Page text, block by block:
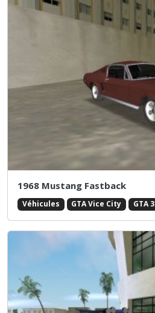
1968 Mustang Fastback
Véhicules GTA Vice City GTA 3